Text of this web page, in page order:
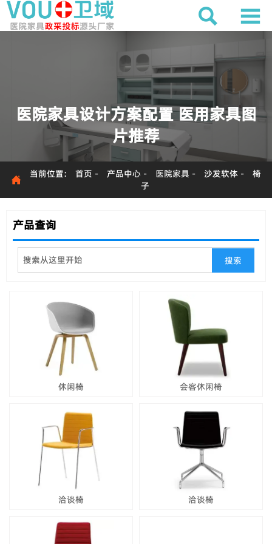
 
医院家具设计方案配置 医用家具图
片推荐
 当前位置: 首页 - 产品中心- 医院家具 - 沙发软体-
椅
子
产品查询
搜索
休闲椅 会客休闲椅
洽谈椅 洽谈椅